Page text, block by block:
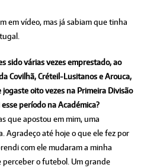
em vídeo, mas já sabiam que tinha
sido várias vezes emprestado, ao
Covilhã, Créteil-Lusitanos e Arouca,
oito vezes na Primeira Divisão
período na Académica?
que apostou em mim, uma
Agradeço até hoje o que ele fez por
com ele mudaram a minha
perceber o futebol. Um grande